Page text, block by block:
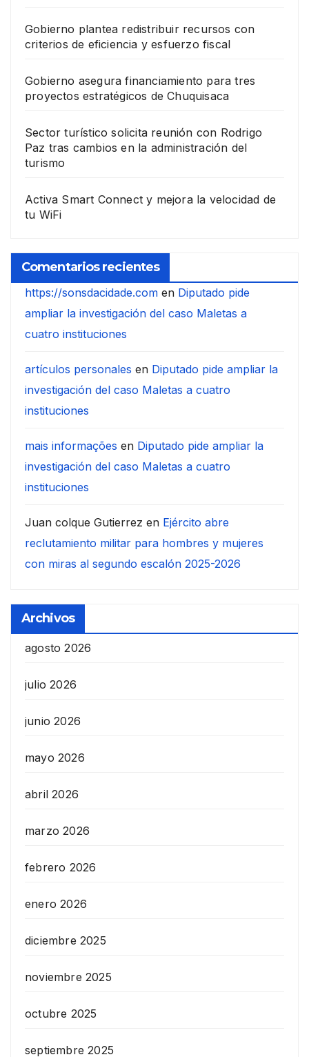
Gobierno plantea redistribuir recursos con
criterios de eficiencia y esfuerzo fiscal
Gobierno asegura financiamiento para tres
proyectos estratégicos de Chuquisaca
Sector turístico solicita reunión con Rodrigo
Paz tras cambios en la administración del
turismo
Activa Smart Connect y mejora la velocidad de
tu WiFi
Comentarios recientes
https://sonsdacidade.com en Diputado pide
ampliar la investigación del caso Maletas a
cuatro instituciones
artículos personales en Diputado pide ampliar la
investigación del caso Maletas a cuatro
instituciones
mais informações en Diputado pide ampliar la
investigación del caso Maletas a cuatro
instituciones
Juan colque Gutierrez en Ejército abre
reclutamiento militar para hombres y mujeres
con miras al segundo escalón 2025-2026
Archivos
agosto 2026
julio 2026
junio 2026
mayo 2026
abril 2026
marzo 2026
febrero 2026
enero 2026
diciembre 2025
noviembre 2025
octubre 2025
septiembre 2025